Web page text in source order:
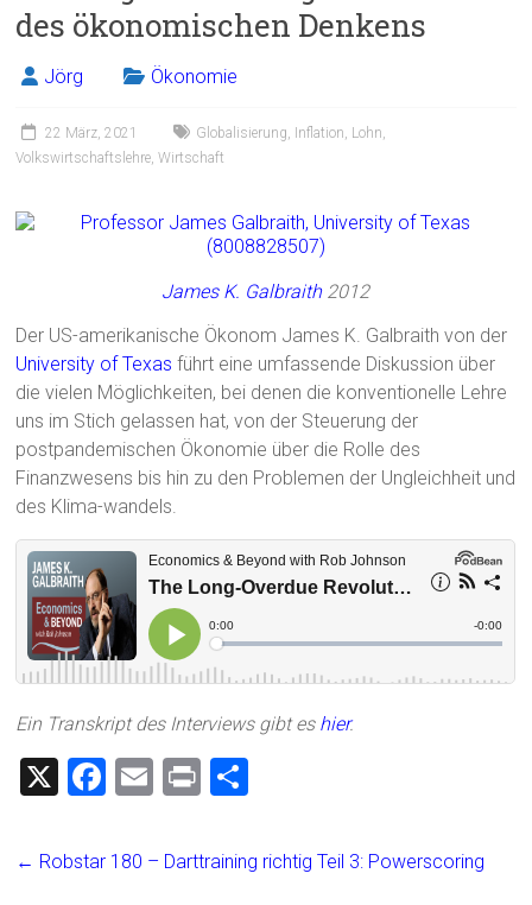
des ökonomischen Denkens‎
Jörg Ökonomie
22 März, 2021 Globalisierung, Inflation, Lohn,
Volkswirtschaftslehre,Wirtschaft
James K. Galbraith2012
Der US-amerikanische Ökonom James K. Galbraith von der
University of Texas führt eine umfassende Diskussion über
die vielen Möglichkeiten, bei denen die konventionelle Lehre
uns im Stich gelassen hat, von der Steuerung der
postpandemischen Ökonomie über die Rolle des
Finanzwesens bis hin zu den Problemen der Ungleichheit und
des Klima-wandels.‎
Ein Transkript des Interviews gibt es hier.
X
F
ce
E
ai
Pr
t
e
← Robstar 180 – Darttraining richtig Teil 3: Powerscoring